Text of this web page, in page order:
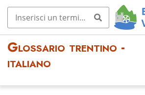
Glossario trentino -
italiano